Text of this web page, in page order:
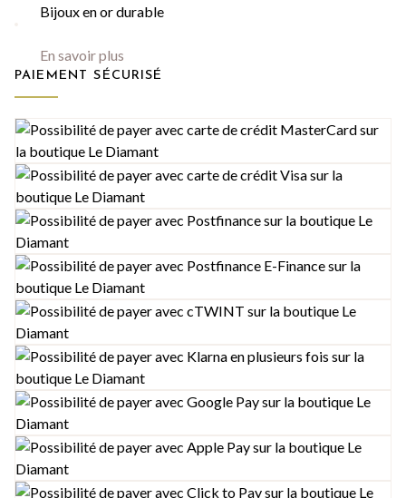
Bijoux en or durable
En savoir plus
PAIEMENT SÉCURISÉ